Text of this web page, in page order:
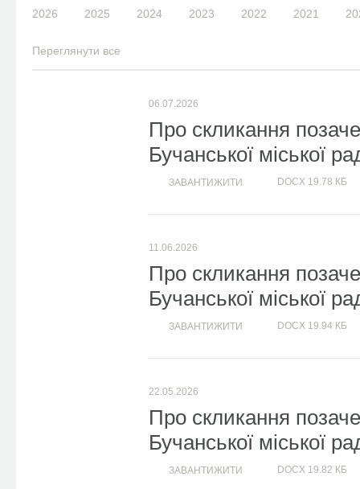
2026 2025 2024 2023 2022 2021
Переглянути все
06.07.2026
Про скликання
Бучанської міської
ЗАВАНТИЖИТИ DOCX 19.78 КБ
11.06.2026
Про скликання
Бучанської міської
ЗАВАНТИЖИТИ DOCX 19.94 КБ
22.05.2026
Про скликання
Бучанської міської
ЗАВАНТИЖИТИ DOCX 19.82 КБ